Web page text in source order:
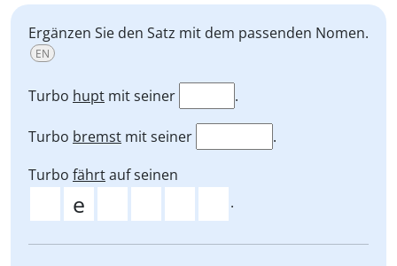
Ergänzen Sie den Satz mit dem passenden Nomen.
EN
Turbo hupt mit seiner .
Turbo bremst mit seiner
.
Turbo fährtauf seinen
.